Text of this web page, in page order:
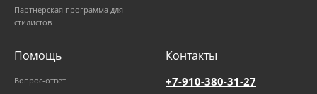
Партнерская программа для
стилистов
Помощь
Вопрос-ответ
Контакты
+7-910-380-31-27